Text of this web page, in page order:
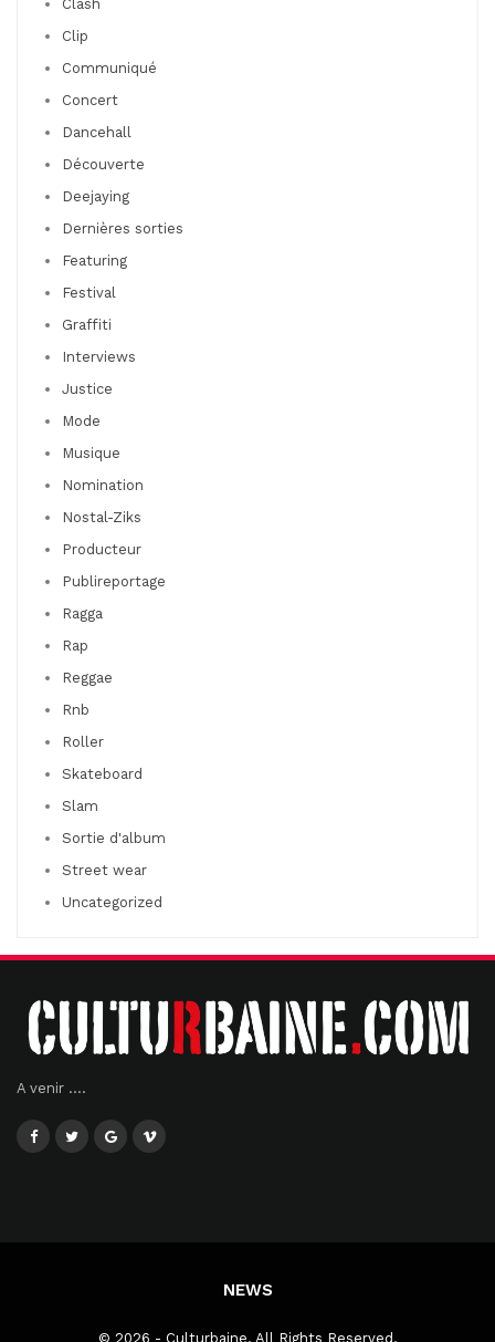
Clash
Clip
Communiqué
Concert
Dancehall
Découverte
Deejaying
Dernières sorties
Featuring
Festival
Graffiti
Interviews
Justice
Mode
Musique
Nomination
Nostal-Ziks
Producteur
Publireportage
Ragga
Rap
Reggae
Rnb
Roller
Skateboard
Slam
Sortie d'album
Street wear
Uncategorized
A venir ....
NEWS
© 2026 - Culturbaine. All Rights Reserved.